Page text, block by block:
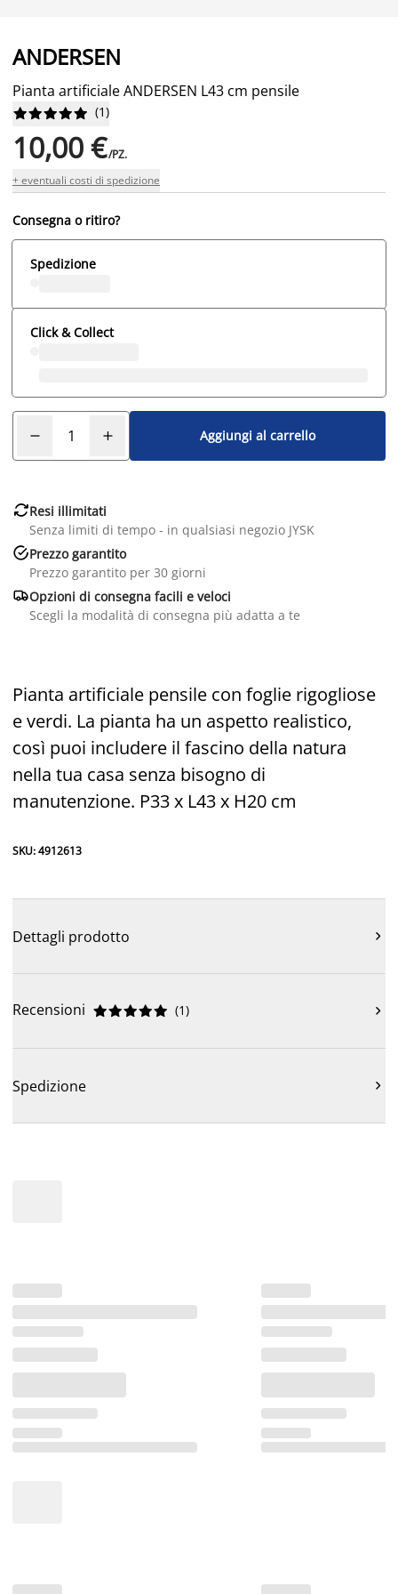
ANDERSEN
Pianta artificiale ANDERSEN L43 cm pensile





 (1)
10,00 €/PZ.
+ eventuali costi di spedizione
Consegna o ritiro?
Spedizione
Click & Collect
Aggiungi al carrello
Resi illimitati
Senza limiti di tempo - in qualsiasi negozio JYSK
Prezzo garantito
Prezzo garantito per 30 giorni
Opzioni di consegna facili e veloci
Scegli la modalità di consegna più adatta a te
Pianta artificiale pensile con foglie rigogliose
e verdi. La pianta ha un aspetto realistico,
così puoi includere il fascino della natura
nella tua casa senza bisogno di
manutenzione. P33 x L43 x H20 cm
SKU: 4912613
Dettagli prodotto 
Recensioni 




 (1) 
Spedizione 